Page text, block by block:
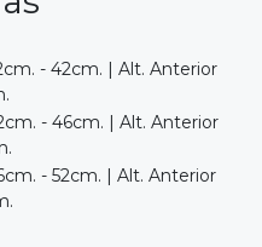
- 42cm. | Alt. Anterior
- 46cm. | Alt. Anterior
- 52cm. | Alt. Anterior